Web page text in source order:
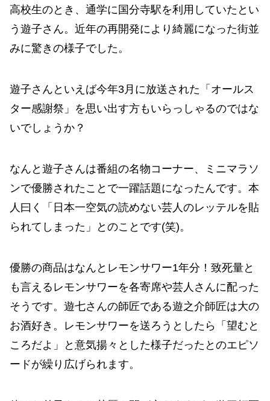
高校生のとき、通学に国分寺駅を利用していたとい
う遊子さん。近年の再開発により綺麗になった街並
みに驚きの様子でした。
遊子さんといえば今年3月に放送された「オールス
ター感謝祭」を思い出す方もいらっしゃるのではな
いでしょうか？
なんと遊子さんは番組の名物コーナー、ミニマラソ
ンで優勝されたことで一躍話題になったんです。本
人曰く「日本一空気の読めない芸人のレッテルを貼
られてしまった」とのことです(笑)。
優勝の商品はなんとレモンサワー1年分！致死量と
も言えるレモンサワーを各寄席や芸人さんに配った
そうです。遊七さんの師匠である遊之介師匠は大の
お酒好き。レモンサワーを送ろうとしたら「望むと
ころだよ」と意気揚々とした様子だったとのエピソ
ードが繰り広げられます。